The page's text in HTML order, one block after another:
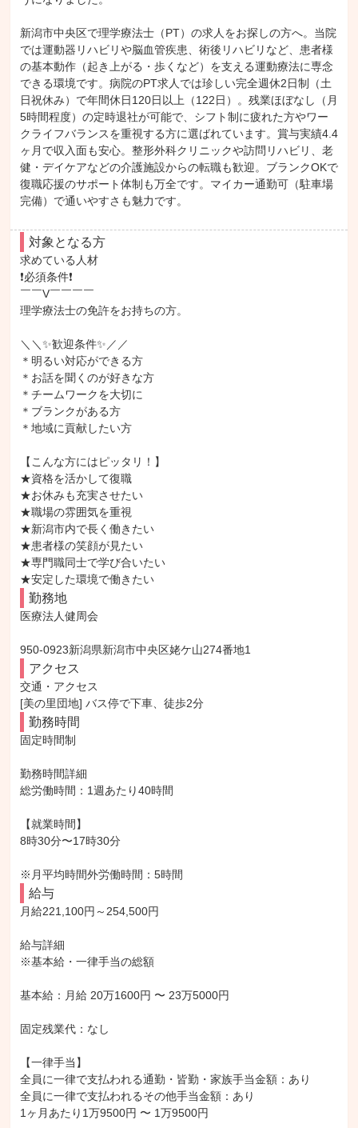
新潟市中央区で理学療法士（PT）の求人をお探しの方へ。当院
では運動器リハビリや脳血管疾患、術後リハビリなど、患者様
の基本動作（起き上がる・歩くなど）を支える運動療法に専念
できる環境です。病院のPT求人では珍しい完全週休2日制（土
日祝休み）で年間休日120日以上（122日）。残業ほぼなし（月
5時間程度）の定時退社が可能で、シフト制に疲れた方やワー
クライフバランスを重視する方に選ばれています。賞与実績4.4
ヶ月で収入面も安心。整形外科クリニックや訪問リハビリ、老
健・デイケアなどの介護施設からの転職も歓迎。ブランクOKで
復職応援のサポート体制も万全です。マイカー通勤可（駐車場
完備）で通いやすさも魅力です。
対象となる方
求めている人材
❗必須条件❗
￣￣V￣￣￣￣
理学療法士の免許をお持ちの方。
＼＼✨歓迎条件✨／／
＊明るい対応ができる方
＊お話を聞くのが好きな方
＊チームワークを大切に
＊ブランクがある方
＊地域に貢献したい方
【こんな方にはピッタリ！】
★資格を活かして復職
★お休みも充実させたい
★職場の雰囲気を重視
★新潟市内で長く働きたい
★患者様の笑顔が見たい
★専門職同士で学び合いたい
★安定した環境で働きたい
勤務地
医療法人健周会
950-0923新潟県新潟市中央区姥ケ山274番地1
アクセス
交通・アクセス
[美の里団地] バス停で下車、徒歩2分
勤務時間
固定時間制
勤務時間詳細
総労働時間：1週あたり40時間
【就業時間】
8時30分〜17時30分
※月平均時間外労働時間：5時間
給与
月給221,100円～254,500円
給与詳細
※基本給・一律手当の総額
基本給：月給 20万1600円 〜 23万5000円
固定残業代：なし
【一律手当】
全員に一律で支払われる通勤・皆勤・家族手当金額：あり
全員に一律で支払われるその他手当金額：あり
1ヶ月あたり1万9500円 〜 1万9500円